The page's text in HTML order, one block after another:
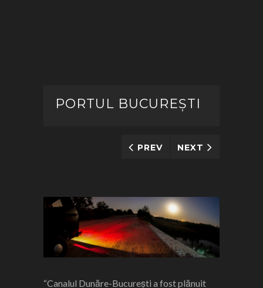
PREV NEXT
PORTUL BUCUREȘTI
“Canalul Dunăre-București a fost plănuit